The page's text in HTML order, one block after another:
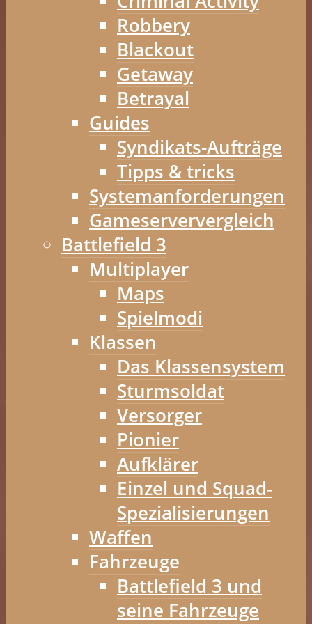
Robbery
Blackout
Getaway
Betrayal
Guides
Syndikats-Aufträge
Tipps & tricks
Systemanforderungen
Gameserververgleich
Battlefield 3
Multiplayer
Maps
Spielmodi
Klassen
Das Klassensystem
Sturmsoldat
Versorger
Pionier
Aufklärer
Einzel und Squad-
Spezialisierungen
Waffen
Fahrzeuge
Battlefield 3 und
seine Fahrzeuge